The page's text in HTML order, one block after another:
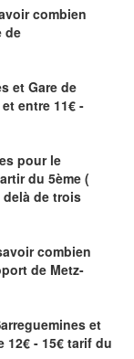
combien
de
et Gare de
entre 11€ -
pour le
du 5ème (
delà de trois
combien
de Metz-
et
12€ - 15€ tarif du